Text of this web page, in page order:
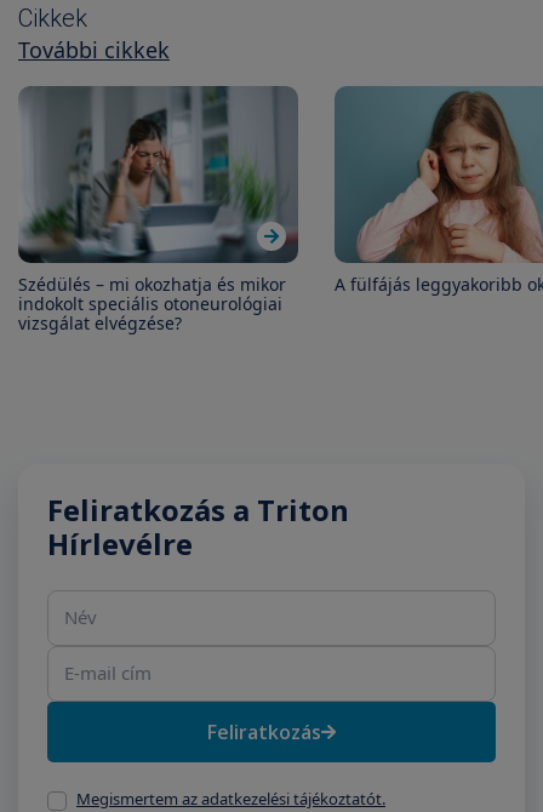
Cikkek
További cikkek
Szédülés – mi okozhatja és mikor
indokolt speciális otoneurológiai
vizsgálat elvégzése?
A fülfájás leggyakoribb
Feliratkozás a Triton
Hírlevélre
Feliratkozás
Megismertem az adatkezelési tájékoztatót.